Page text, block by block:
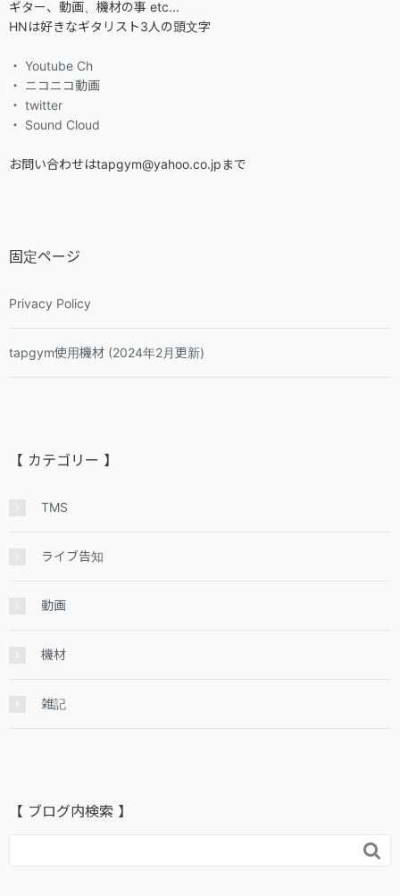
ギター、動画、機材の事 etc...
HNは好きなギタリスト3人の頭文字
・ Youtube Ch
・ ニコニコ動画
・ twitter
・ Sound Cloud
お問い合わせはtapgym@yahoo.co.jpまで
固定ページ
Privacy Policy
tapgym使用機材 (2024年2月更新)
【 カテゴリー 】
TMS
ライブ告知
動画
機材
雑記
【 ブログ内検索 】
